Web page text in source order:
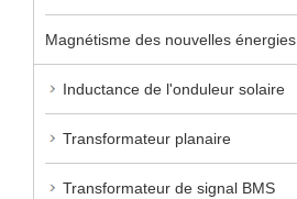
Magnétisme des nouvelles énergies
Inductance de l'onduleur solaire
Transformateur planaire
Transformateur de signal BMS